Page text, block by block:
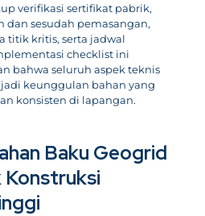
verifikasi sertifikat pabrik,
dan sesudah pemasangan,
titik kritis, serta jadwal
checklist ini
bahwa seluruh aspek teknis
keunggulan bahan yang
konsisten di lapangan.
Baku Geogrid
Konstruksi